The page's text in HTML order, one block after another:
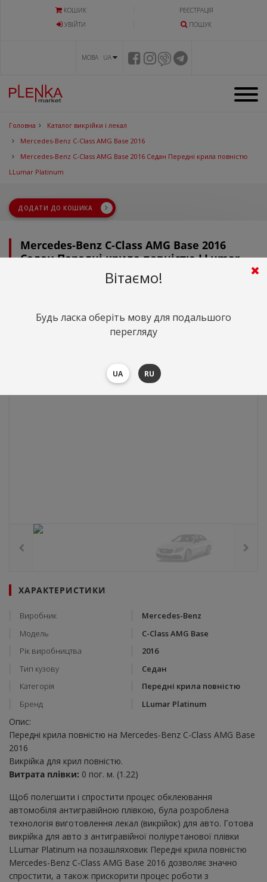
КОШИК
РЕЄСТРАЦІЯ
УВIЙТИ
ПОШУК
МОВА UA
Головна
Каталог викрійки і лекал
Mercedes-Benz C-Class AMG Base 2016
Mercedes-Benz C-Class AMG Base 2016 Седан Передні крила повністю
LLumar Platinum
ДОДАТИ ДО КОШИКА
Mercedes-Benz C-Class AMG Base 2016
Седан Передні крила повністю LLumar
Вартість: грн. ($0)
ХАРАКТЕРИСТИКИ
Виробник
Mercedes-Benz
Модель
C-Class AMG Base
Рік виробництва
2016
Тип кузову
Седан
Категорія
Передні крила повністю
Бренд
LLumar Platinum
Опис:
Передні крила повністю на Mercedes-Benz C-Class AMG Base
2016
Викрійка для крил повністю.
Витрата плівки: 0 пог. м. (1.22)
Щоб полегшити і спростити процес обклеювання
автомобіля антигравійною плівкою, була розроблена
технологія виготовлення лекал (викрійок) для авто. Готова
викрійка для авто з антигравійної поліуретанової плівки
LLumar Platinum на позашляховик Передні крила повністю
Mercedes-Benz C-Class AMG Base 2016 дозволяє значно
спростити, а також прискорити процес роботи з
Вітаємо!
Будь ласка оберіть мову для подальшого
перегляду
UA RU